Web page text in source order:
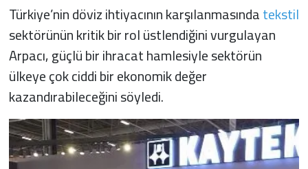
Türkiye’nin döviz ihtiyacının karşılanmasındatekstil
sektörünün kritik bir rol üstlendiğini vurgulayan
Arpacı, güçlü bir ihracat hamlesiyle sektörün
ülkeye çok ciddi bir ekonomik değer
kazandırabileceğini söyledi.